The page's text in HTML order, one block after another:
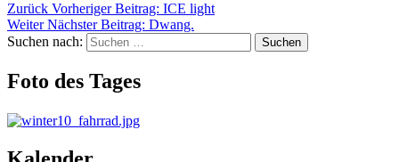
Zurück Vorheriger Beitrag: ICE light
Weiter Nächster Beitrag: Dwang.
Suchen nach:
Suchen
Foto des Tages